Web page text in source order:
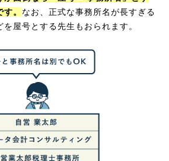
。 なお、正式な事務所名が長すぎる
屋号とする先生もおられます。